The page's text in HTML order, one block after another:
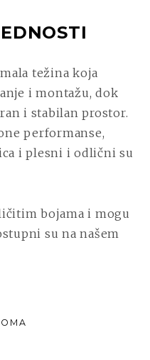
težina koja
i montažu, dok
i stabilan prostor.
performanse,
i plesni i odlični su
bojama i mogu
su na našem